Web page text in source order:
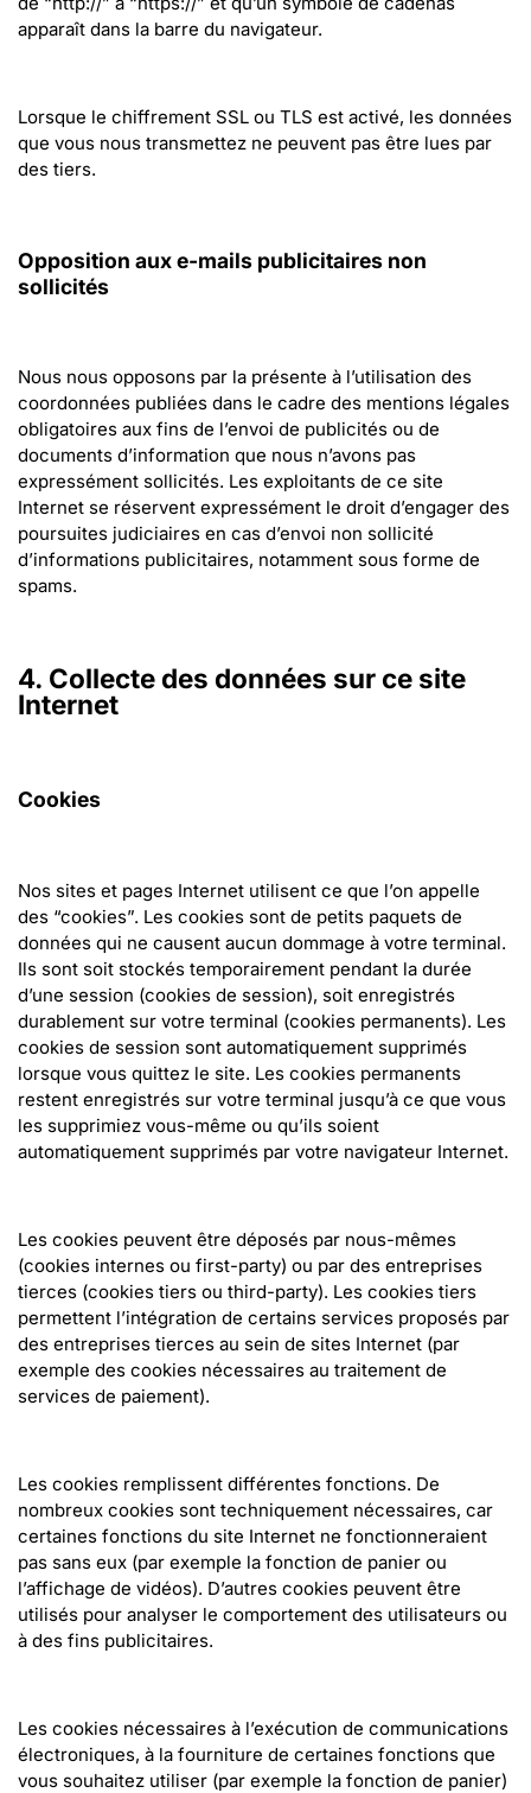
apparaît dans la barre du navigateur.
Lorsque le chiffrement SSL ou TLS est activé, les données
que vous nous transmettez ne peuvent pas être lues par
des tiers.
Opposition aux e-mails publicitaires non
sollicités
Nous nous opposons par la présente à l’utilisation des
coordonnées publiées dans le cadre des mentions légales
obligatoires aux fins de l’envoi de publicités ou de
documents d’information que nous n’avons pas
expressément sollicités. Les exploitants de ce site
Internet se réservent expressément le droit d’engager des
poursuites judiciaires en cas d’envoi non sollicité
d’informations publicitaires, notamment sous forme de
spams.
4. Collecte des données sur ce site
Internet
Cookies
Nos sites et pages Internet utilisent ce que l’on appelle
des “cookies”. Les cookies sont de petits paquets de
données qui ne causent aucun dommage à votre terminal.
Ils sont soit stockés temporairement pendant la durée
d’une session (cookies de session), soit enregistrés
durablement sur votre terminal (cookies permanents). Les
cookies de session sont automatiquement supprimés
lorsque vous quittez le site. Les cookies permanents
restent enregistrés sur votre terminal jusqu’à ce que vous
les supprimiez vous-même ou qu’ils soient
automatiquement supprimés par votre navigateur Internet.
Les cookies peuvent être déposés par nous-mêmes
(cookies internes ou first-party) ou par des entreprises
tierces (cookies tiers ou third-party). Les cookies tiers
permettent l’intégration de certains services proposés par
des entreprises tierces au sein de sites Internet (par
exemple des cookies nécessaires au traitement de
services de paiement).
Les cookies remplissent différentes fonctions. De
nombreux cookies sont techniquement nécessaires, car
certaines fonctions du site Internet ne fonctionneraient
pas sans eux (par exemple la fonction de panier ou
l’affichage de vidéos). D’autres cookies peuvent être
utilisés pour analyser le comportement des utilisateurs ou
à des fins publicitaires.
Les cookies nécessaires à l’exécution de communications
électroniques, à la fourniture de certaines fonctions que
vous souhaitez utiliser (par exemple la fonction de panier)